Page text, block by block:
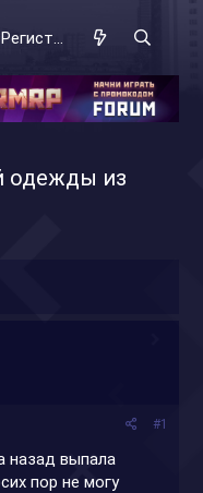
Регистрация
одежды из
#1
назад выпала
пор не могу